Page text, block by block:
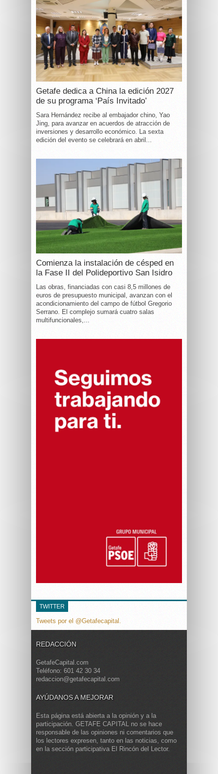
Getafe dedica a China la edición 2027
de su programa ‘País Invitado’
Sara Hernández recibe al embajador chino, Yao
Jing, para avanzar en acuerdos de atracción de
inversiones y desarrollo económico. La sexta
edición del evento se celebrará en abril...
Comienza la instalación de césped en
la Fase II del Polideportivo San Isidro
Las obras, financiadas con casi 8,5 millones de
euros de presupuesto municipal, avanzan con el
acondicionamiento del campo de fútbol Gregorio
Serrano. El complejo sumará cuatro salas
multifuncionales,...
TWITTER
Tweets por el @Getafecapital.
REDACCIÓN
GetafeCapital.com
Teléfono: 601 42 30 34
redaccion@getafecapital.com
AYÚDANOS A MEJORAR
Esta página está abierta a la opinión y a la
participación. GETAFE CAPITAL no se hace
responsable de las opiniones ni comentarios que
los lectores expresen, tanto en las noticias, como
en la sección participativa El Rincón del Lector.